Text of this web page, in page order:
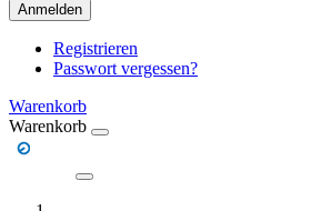
Anmelden
Registrieren
Passwort vergessen?
Warenkorb
Warenkorb